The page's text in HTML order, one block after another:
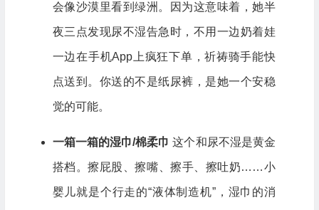
会像沙漠里看到绿洲。因为这意味着，她半
夜三点发现尿不湿告急时，不用一边奶着娃
一边在手机App上疯狂下单，祈祷骑手能快
点送到。你送的不是纸尿裤，是她一个安稳
觉的可能。
一箱一箱的湿巾/棉柔巾这个和尿不湿是黄金
搭档。擦屁股、擦嘴、擦手、擦吐奶……小
婴儿就是个行走的“液体制造机”，湿巾的消